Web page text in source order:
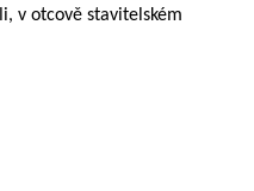
v otcově stavitelském